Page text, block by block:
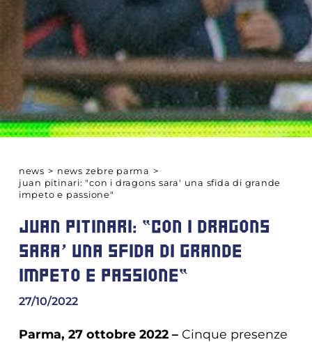
news > news zebre parma >
juan pitinari: "con i dragons sara' una sfida di grande
impeto e passione"
JUAN PITINARI: "CON I DRAGONS
SARA' UNA SFIDA DI GRANDE
IMPETO E PASSIONE"
27/10/2022
Parma, 27 ottobre 2022 –Cinque presenze